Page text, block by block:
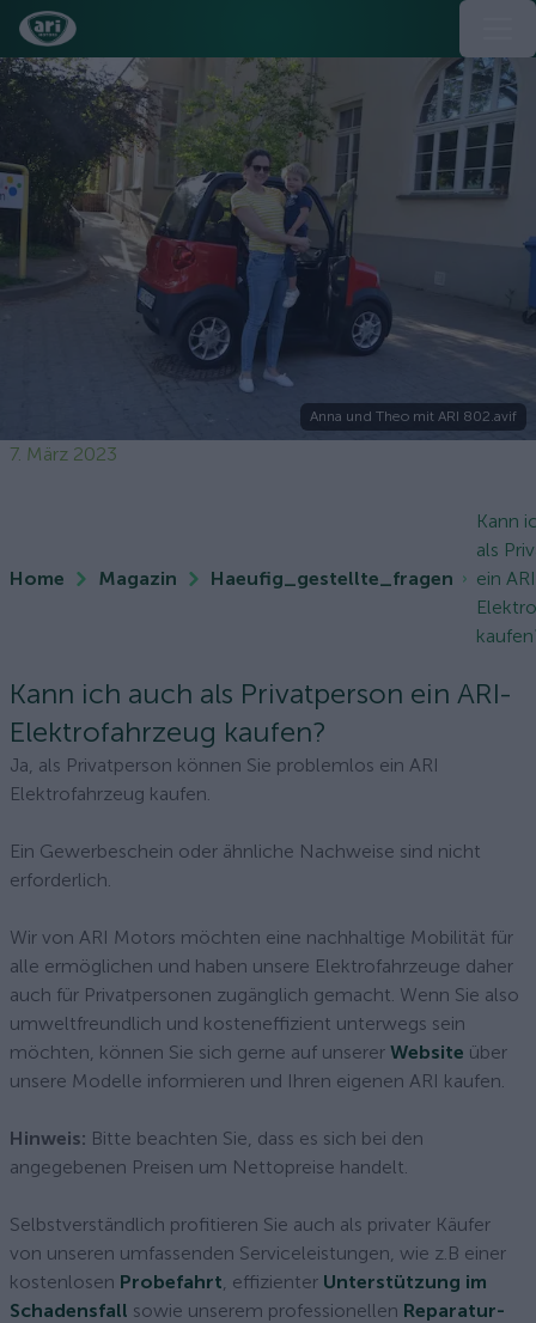
Anna und Theo mit ARI 802.avif
7. März 2023
Home Magazin Haeufig_gestellte_fragen
Kann
als
ein
Kann ich auch als Privatperson ein ARI-
Elektrofahrzeug kaufen?
Ja, als Privatperson können Sie problemlos ein ARI
Elektrofahrzeug kaufen.
Ein Gewerbeschein oder ähnliche Nachweise sind nicht
erforderlich.
Wir von ARI Motors möchten eine nachhaltige Mobilität für
alle ermöglichen und haben unsere Elektrofahrzeuge daher
auch für Privatpersonen zugänglich gemacht. Wenn Sie also
umweltfreundlich und kosteneffizient unterwegs sein
möchten, können Sie sich gerne auf unserer Website über
unsere Modelle informieren und Ihren eigenen ARI kaufen.
Hinweis: Bitte beachten Sie, dass es sich bei den
angegebenen Preisen um Nettopreise handelt.
Selbstverständlich profitieren Sie auch als privater Käufer
von unseren umfassenden Serviceleistungen, wie z.B einer
kostenlosen Probefahrt, effizienter Unterstützung im
Schadensfall sowie unserem professionellen Reparatur-